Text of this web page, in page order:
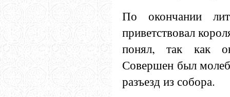
По окончании
приветствовал
понял, так как
Совершен был
разъезд из собора.